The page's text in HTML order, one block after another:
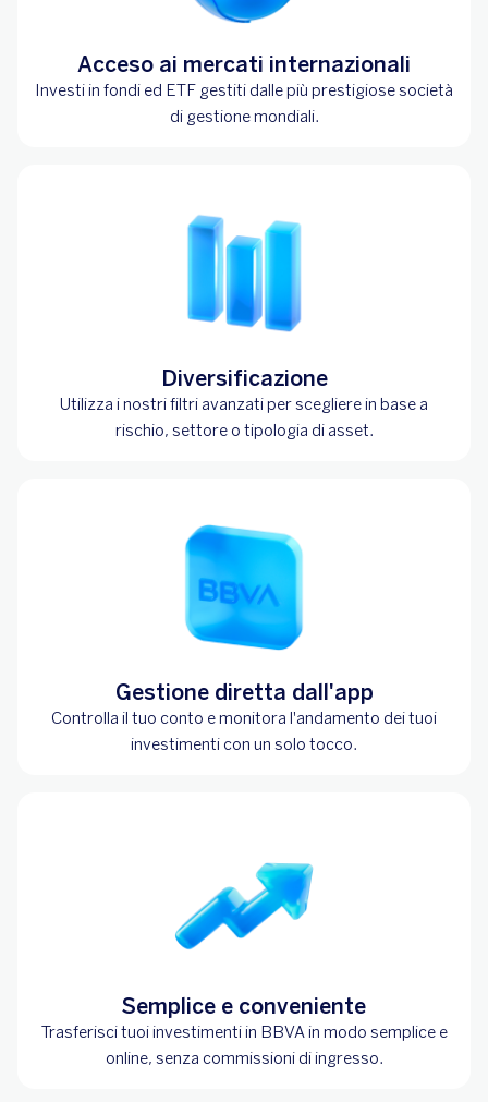
Acceso ai mercati internazionali
Investi in fondi ed ETF gestiti dalle più prestigiose società
di gestione mondiali.
Diversificazione
Utilizza i nostri filtri avanzati per scegliere in base a
rischio, settore o tipologia di asset.
Gestione diretta dall'app
Controlla il tuo conto e monitora l'andamento dei tuoi
investimenti con un solo tocco.
Semplice e conveniente
Trasferisci tuoi investimenti in BBVA in modo semplice e
online, senza commissioni di ingresso.